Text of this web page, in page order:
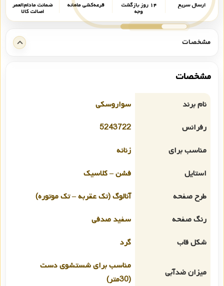
ارسال سریع ۱۴ روز بازگشت
وجه
قرعه‌کشی ماهانه ضمانت مادام‌العمر
اصالت کالا
مشخصات
مشخصات
نام برند
سواروسکی
رفرانس
5243722
مناسب برای
زنانه
استایل
فشن – کلاسیک
طرح صفحه
آنالوگ (تک عقربه – تک موتوره)
رنگ صفحه
سفید صدفی
شکل قاب
گرد
میزان ضدآبی
مناسب برای شستشوی دست
(30متر)